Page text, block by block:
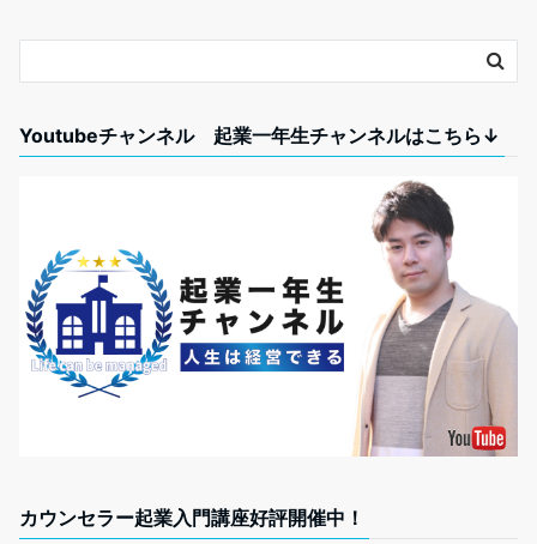
Youtubeチャンネル 起業一年生チャンネルはこちら↓
カウンセラー起業入門講座好評開催中！